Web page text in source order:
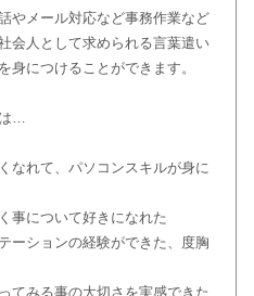
やメール対応など事務作業など
会人として求められる言葉遣い
身につけることができます。
…
なれて、パソコンスキルが身に
事について好きになれた
ーションの経験ができた、度胸
てみる事の大切さを実感できた